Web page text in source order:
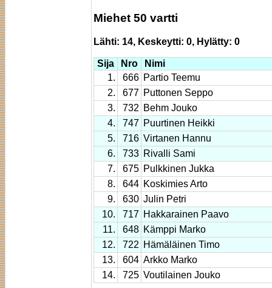
Miehet 50 vartti
Lähti: 14, Keskeytti: 0, Hylätty: 0
Sija Nro
Nimi
1.
666 Partio Teemu
2.
677 Puttonen Seppo
3.
732 Behm Jouko
4.
747 Puurtinen Heikki
5.
716 Virtanen Hannu
6.
733 Rivalli Sami
7.
675 Pulkkinen Jukka
8.
644 Koskimies Arto
9.
630 Julin Petri
10.
717 Hakkarainen Paavo
11.
648 Kämppi Marko
12.
722 Hämäläinen Timo
13.
604 Arkko Marko
14.
725 Voutilainen Jouko